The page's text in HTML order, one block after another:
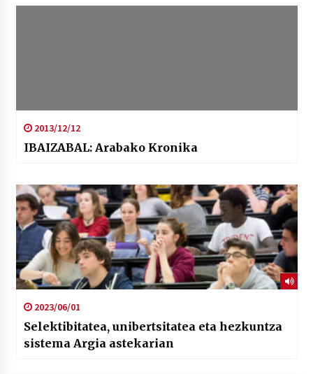
2013/12/12
IBAIZABAL: Arabako Kronika
2023/06/01
Selektibitatea, unibertsitatea eta hezkuntza
sistema Argia astekarian